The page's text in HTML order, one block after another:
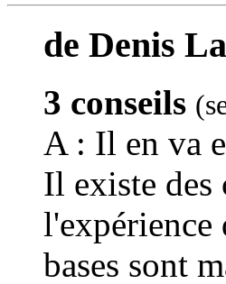
de Denis
3 conseils
A : Il en va
Il existe des
l'expérience
bases sont